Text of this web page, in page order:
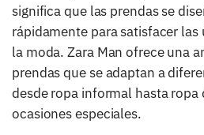
significa que las prendas se
rápidamente para satisfacer
la moda. Zara Man ofrece una
prendas que se adaptan a
desde ropa informal hasta ropa
ocasiones especiales.